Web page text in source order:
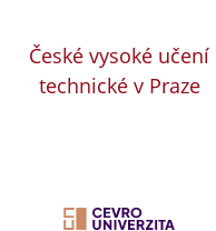
České vysoké učení
technické v Praze